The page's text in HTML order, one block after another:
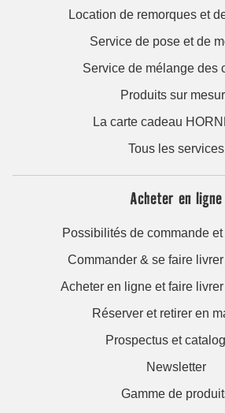
Location de remorques et
Service de pose et de
Service de mélange des
Produits sur
La carte cadeau
Tous les services
Acheter en ligne
Possibilités de commande
Commander & se faire
Acheter en ligne et faire
Réserver et retirer en
Prospectus et
Newsletter
Gamme de